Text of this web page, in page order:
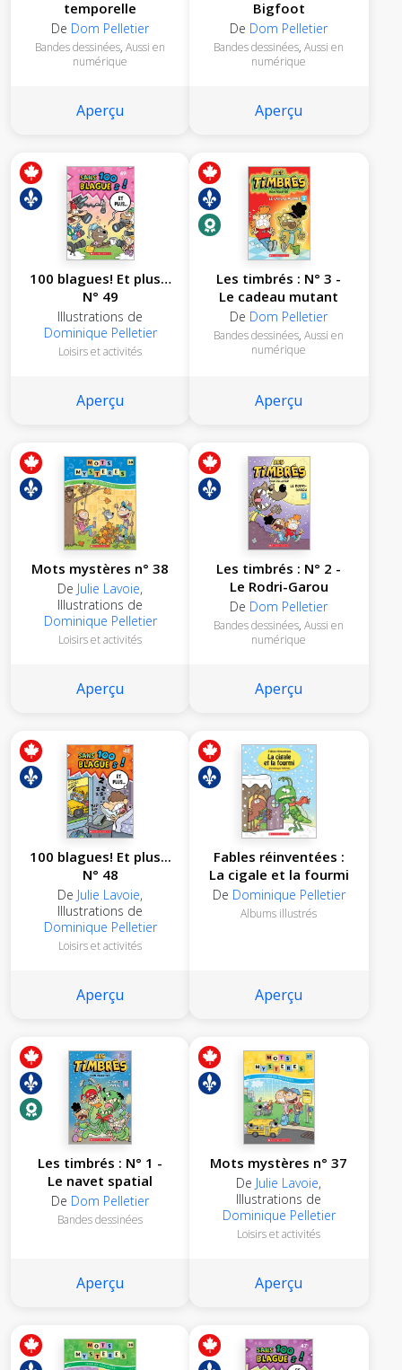
temporelle
De Dom Pelletier
Bandes dessinées,Aussi en
numérique
Aperçu
Bigfoot
De Dom Pelletier
Bandes dessinées,Aussi en
numérique
Aperçu
100 blagues! Et plus…
N° 49
Illustrations de
Dominique Pelletier
Loisirs et activités
Aperçu
Les timbrés : N° 3 -
Le cadeau mutant
De Dom Pelletier
Bandes dessinées,Aussi en
numérique
Aperçu
Mots mystères n° 38
De Julie Lavoie,
Illustrations de
Dominique Pelletier
Loisirs et activités
Aperçu
Les timbrés : N° 2 -
Le Rodri-Garou
De Dom Pelletier
Bandes dessinées,Aussi en
numérique
Aperçu
100 blagues! Et plus...
N° 48
De Julie Lavoie,
Illustrations de
Dominique Pelletier
Loisirs et activités
Aperçu
Fables réinventées :
La cigale et la fourmi
De Dominique Pelletier
Albums illustrés
Aperçu
Les timbrés : N° 1 -
Le navet spatial
De Dom Pelletier
Bandes dessinées
Aperçu
Mots mystères n° 37
De Julie Lavoie,
Illustrations de
Dominique Pelletier
Loisirs et activités
Aperçu